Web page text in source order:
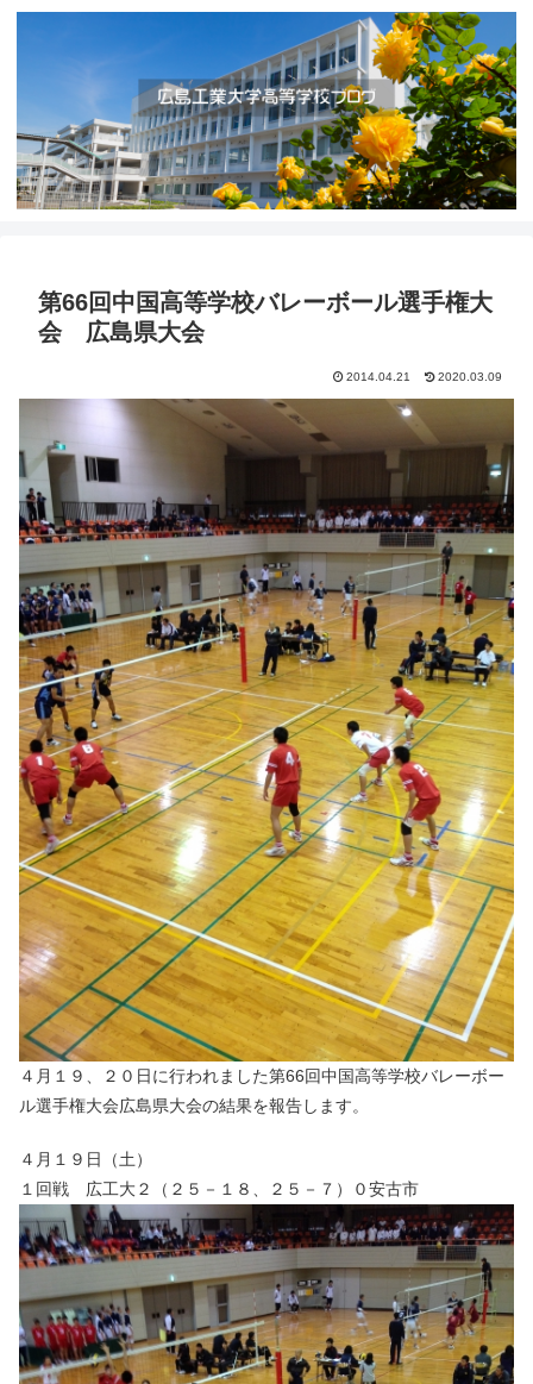
第66回中国高等学校バレーボール選手権大
会 広島県大会
2014.04.21 2020.03.09
４月１９、２０日に行われました第66回中国高等学校バレーボー
ル選手権大会広島県大会の結果を報告します。
４月１９日（土）
１回戦 広工大２（２５－１８、２５－７）０安古市